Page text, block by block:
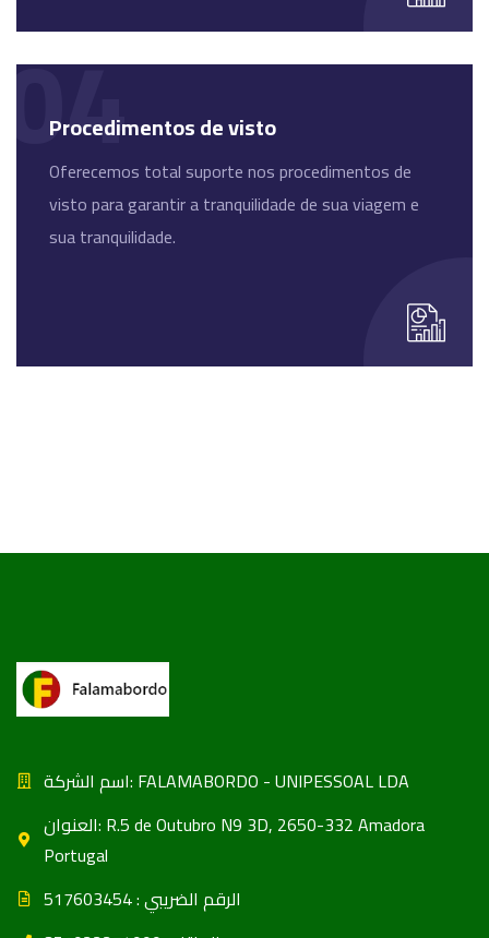
04
Procedimentos de visto
Oferecemos total suporte nos procedimentos de
visto para garantir a tranquilidade de sua viagem e
sua tranquilidade.
اسم الشركة: FALAMABORDO - UNIPESSOAL LDA
العنوان: R.5 de Outubro N9 3D, 2650-332 Amadora
Portugal
الرقم الضریبي : 517603454